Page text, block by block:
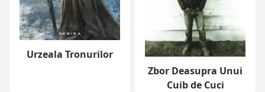
Urzeala Tronurilor
Zbor Deasupra Unui
Cuib de Cuci